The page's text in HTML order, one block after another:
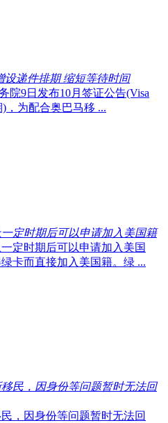
设递件排期 缩短等待时间
院9日发布10月签证公告(Visa
，为配合奥巴马移 ...
定时期后可以申请加入美国籍
定时期后可以申请加入美国
卡而直接加入美国籍。绿 ...
民，因身份等问题暂时无法回
，因身份等问题暂时无法回